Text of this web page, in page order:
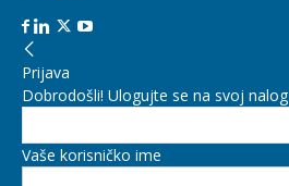
Prijava
Dobrodošli! Ulogujte se na svoj nalog
Vaše korisničko ime